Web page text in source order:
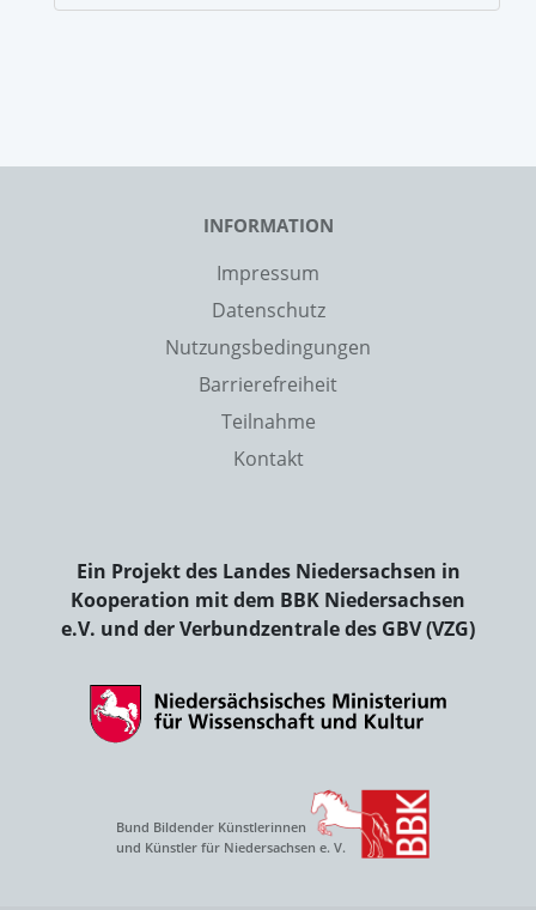
INFORMATION
Impressum
Datenschutz
Nutzungsbedingungen
Barrierefreiheit
Teilnahme
Kontakt
Ein Projekt des Landes Niedersachsen in
Kooperation mit dem BBK Niedersachsen
e.V. und der Verbundzentrale des GBV (VZG)
Bund Bildender Künstlerinnen
und Künstler für Niedersachsen e. V.